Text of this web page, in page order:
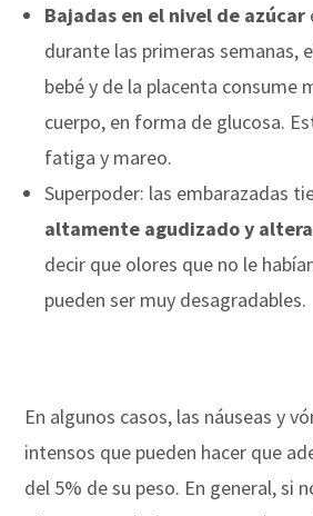
Bajadas en el nivel de azúcar
durante las primeras semanas,
bebé y de la placenta consume
cuerpo, en forma de glucosa.
fatiga y mareo.
Superpoder: las embarazadas
altamente agudizado y
decir que olores que no le
pueden ser muy desagradables.
En algunos casos, las náuseas y
intensos que pueden hacer que
del 5% de su peso. En general, si